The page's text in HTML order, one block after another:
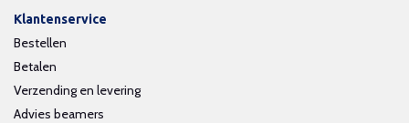
Klantenservice
Bestellen
Betalen
Verzending en levering
Advies beamers